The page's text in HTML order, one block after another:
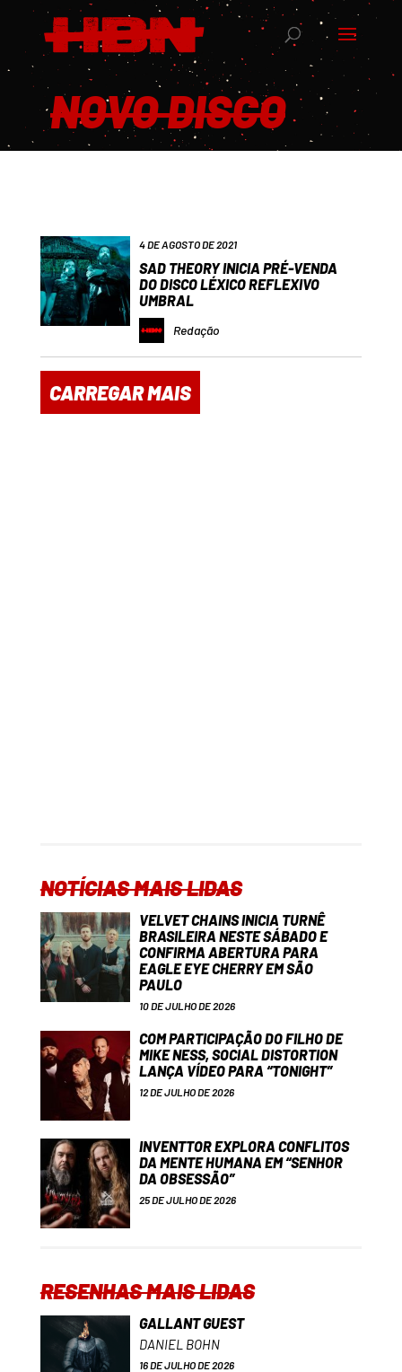
NOVO DISCO
4 DE AGOSTO DE 2021
SAD THEORY INICIA PRÉ-VENDA
DO DISCO LÉXICO REFLEXIVO
UMBRAL
Redação
CARREGAR MAIS
NOTÍCIAS MAIS LIDAS
VELVET CHAINS INICIA TURNÊ
BRASILEIRA NESTE SÁBADO E
CONFIRMA ABERTURA PARA
EAGLE EYE CHERRY EM SÃO
PAULO
10 DE JULHO DE 2026
COM PARTICIPAÇÃO DO FILHO DE
MIKE NESS, SOCIAL DISTORTION
LANÇA VÍDEO PARA “TONIGHT”
12 DE JULHO DE 2026
INVENTTOR EXPLORA CONFLITOS
DA MENTE HUMANA EM “SENHOR
DA OBSESSÃO”
25 DE JULHO DE 2026
RESENHAS MAIS LIDAS
GALLANT GUEST
DANIEL BOHN
16 DE JULHO DE 2026